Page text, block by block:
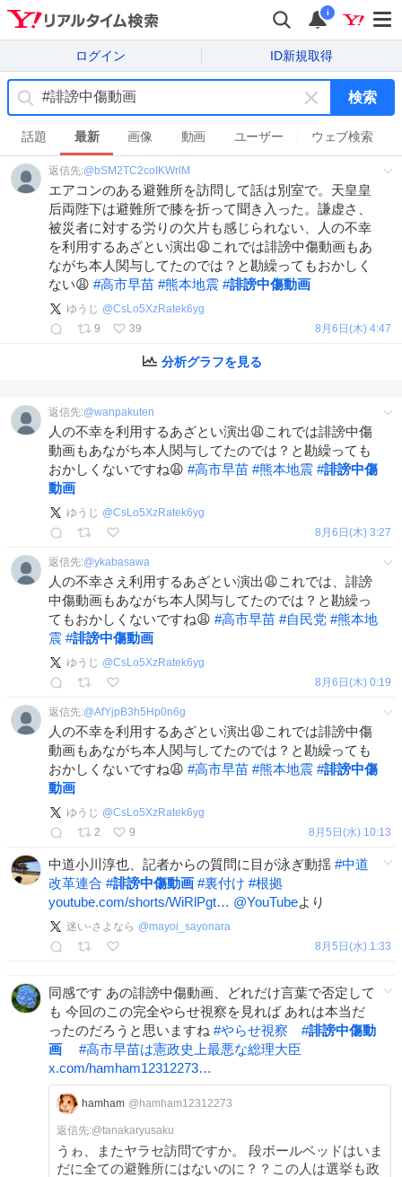
i
ログイン ID新規取得
キ
ー
ワ
ド
を
消
す
検索
話題 最新 画像 動画 ユーザー ウェブ検索
返信先:@bSM2TC2coIKWrlM
エアコンのある避難所を訪問して話は別室で。天皇皇
后両陛下は避難所で膝を折って聞き入った。謙虚さ、
被災者に対する労りの欠片も感じられない、人の不幸
を利用するあざとい演出😩これでは誹謗中傷動画もあ
ながち本人関与してたのでは？と勘繰ってもおかしく
ない😩 #高市早苗 #熊本地震 #誹謗中傷動画
ゆうじ @CsLo5XzRatek6yg
9
39 8月6日(木) 4:47
分析グラフを見る
返信先:@wanpakuten
人の不幸を利用するあざとい演出😩これでは誹謗中傷
動画もあながち本人関与してたのでは？と勘繰っても
おかしくないですね😩 #高市早苗 #熊本地震 #誹謗中傷
動画
ゆうじ @CsLo5XzRatek6yg
8月6日(木) 3:27
返信先:@ykabasawa
人の不幸さえ利用するあざとい演出😩これでは、誹謗
中傷動画もあながち本人関与してたのでは？と勘繰っ
てもおかしくないですね😩 #高市早苗 #自民党 #熊本地
震 #誹謗中傷動画
ゆうじ @CsLo5XzRatek6yg
8月6日(木) 0:19
返信先:@AfYjpB3h5Hp0n6g
人の不幸を利用するあざとい演出😩これでは誹謗中傷
動画もあながち本人関与してたのでは？と勘繰っても
おかしくないですね😩 #高市早苗 #熊本地震 #誹謗中傷
動画
ゆうじ @CsLo5XzRatek6yg
2
9 8月5日(水) 10:13
中道小川淳也、記者からの質問に目が泳ぎ動揺 #中道
改革連合 #誹謗中傷動画 #裏付け #根拠
youtube.com/shorts/WiRlPgt… @YouTubeより
迷い-さよなら @mayoi_sayonara
8月5日(水) 1:33
同感です あの誹謗中傷動画、どれだけ言葉で否定して
も 今回のこの完全やらせ視察を見れば あれは本当だ
ったのだろうと思いますね #やらせ視察 #誹謗中傷動
画
#高市早苗は憲政史上最悪な総理大臣
x.com/hamham12312273…
hamham @hamham12312273
返信先:@tanakaryusaku
うゎ、またヤラセ訪問ですか。 段ボールベッドはいま
だに全ての避難所にはないのに？？この人は選挙も政